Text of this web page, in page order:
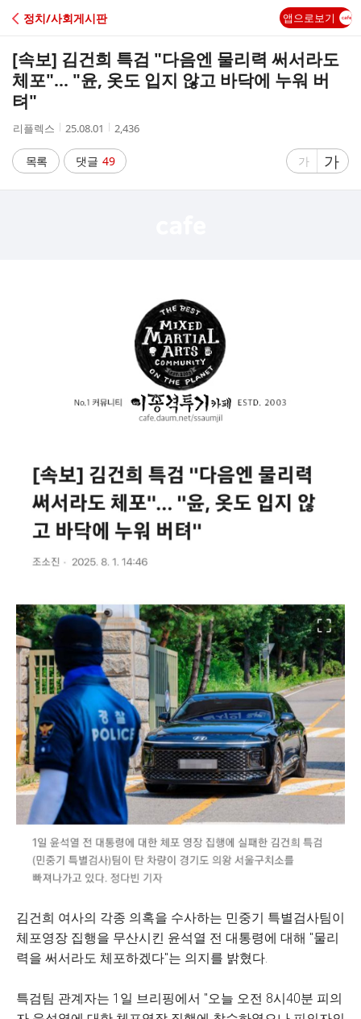
C
A
정치/사회게시판 앱으로보기
[속보] 김건희 특검 "다음엔 물리력 써서라도
체포"... "윤, 옷도 입지 않고 바닥에 누워 버
텨"
작
자
리플렉스
작
시
간
25.08.01
조
수
2,436
목록 댓글 49
글
가
글
자
가
김건희 여사의 각종 의혹을 수사하는 민중기 특별검사팀이
체포영장 집행을 무산시킨 윤석열 전 대통령에 대해 "물리
력을 써서라도 체포하겠다"는 의지를 밝혔다.
특검팀 관계자는 1일 브리핑에서 "오늘 오전 8시40분 피의